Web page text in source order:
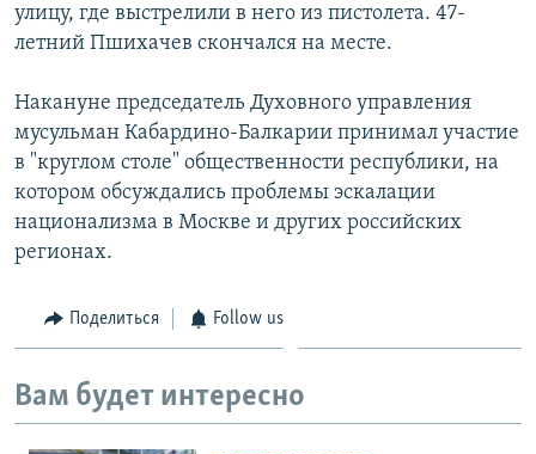
TÜRKMENÇE
улицу, где выстрелили в него из пистолета. 47-
летний Пшихачев скончался на месте.
Накануне председатель Духовного управления
мусульман Кабардино-Балкарии принимал участие
в "круглом столе" общественности республики, на
котором обсуждались проблемы эскалации
национализма в Москве и других российских
регионах.
Поделиться Follow us
Вам будет интересно